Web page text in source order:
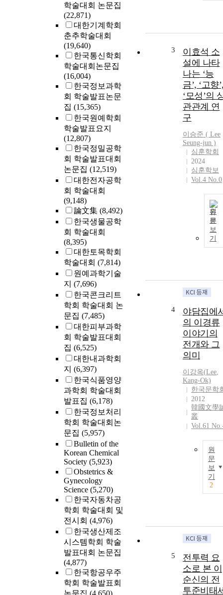
학술대회 논문집
(22,871)
대한기계학회
춘추학술대회
(19,640)
한국통신학회
학술대회논문집
(16,004)
한국정보과학
회 학술발표논문
집 (15,365)
한국원예학회
학술발표요지
(12,807)
한국정밀공학
회 학술발표대회
논문집 (12,519)
대한전자공학
회 학술대회
(9,148)
論文集 (8,492)
한국생물공학
회 학술대회
(8,395)
대한토목학회
학술대회 (7,814)
원예과학기술
지 (7,696)
한국콘크리트
학회 학술대회 논
문집 (7,485)
대한피부과학
회 학술발표대회
집 (6,525)
대한내과학회
지 (6,397)
한국식품영양
과학회 학술대회
발표집 (6,178)
한국정보처리
학회 학술대회논
문집 (5,957)
Bulletin of the
Korean Chemical
Society (5,923)
Obstetrics &
Gynecology
Science (5,270)
한국자동차공
학회 학술대회 및
전시회 (4,976)
한국생산제조
시스템학회 학술
발표대회 논문집
(4,877)
한국항공우주
학회 학술발표회
3
이효석 소
설에 나타
나는 ‘능
금’, ‘고향
‘모성’의
관관계 연
구
이승준 ( Lee
Seung-jun )
심훈학회
2024
심훈학보
Vol.4 No.0
원
문
보
기
4
야담집에
의 이경류
이야기의
전개와 그
의미
이강옥(Lee,
Kang-Ok)
한국문학
2012
韓國文學
叢
Vol.61
원
문
보
기
2
5
전투력 요
소로 본 이
순신의 전
투준비태